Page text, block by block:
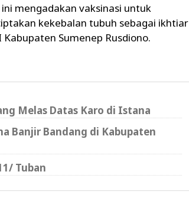
mengadakan vaksinasi untuk
kekebalan tubuh sebagai ikhtiar
Sumenep Rusdiono.
Melas Datas Karo di Istana
Banjir Bandang di Kabupaten
Tuban